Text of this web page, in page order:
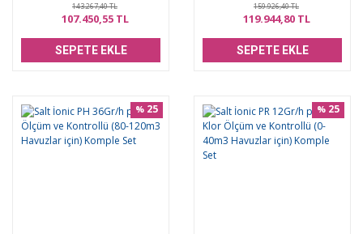
143.267,40 TL
107.450,55 TL
SEPETE EKLE
159.926,40 TL
119.944,80 TL
SEPETE EKLE
% 25 % 25